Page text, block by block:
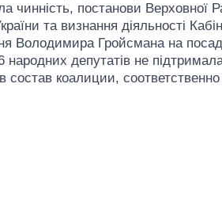
чинність, постанови Верховної
та визнання діяльності
Володимира Гройсмана на
народних депутатів не
состав коалиции,